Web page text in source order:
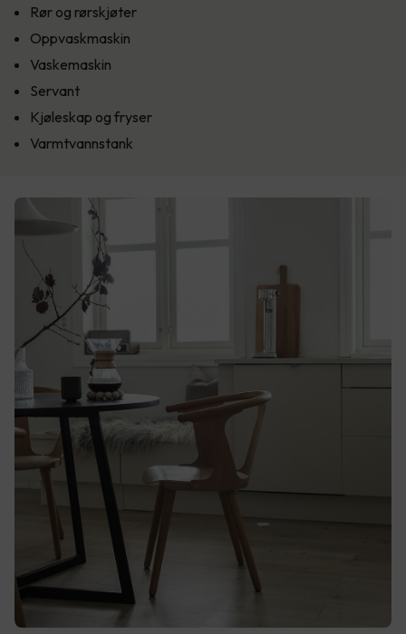
Rør og rørskjøter
Oppvaskmaskin
Vaskemaskin
Servant
Kjøleskap og fryser
Varmtvannstank